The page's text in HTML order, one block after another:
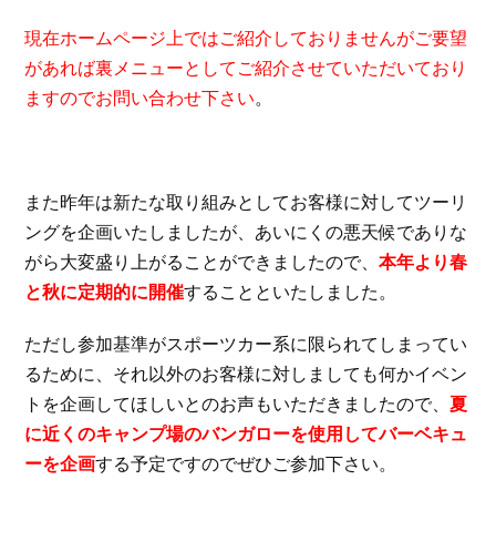
現在ホームページ上ではご紹介しておりませんがご要望
があれば裏メニューとしてご紹介させていただいており
ますのでお問い合わせ下さい。
また昨年は新たな取り組みとしてお客様に対してツーリ
ングを企画いたしましたが、あいにくの悪天候でありな
がら大変盛り上がることができましたので、本年より春
と秋に定期的に開催することといたしました。
ただし参加基準がスポーツカー系に限られてしまってい
るために、それ以外のお客様に対しましても何かイベン
トを企画してほしいとのお声もいただきましたので、夏
に近くのキャンプ場のバンガローを使用してバーベキュ
ーを企画する予定ですのでぜひご参加下さい。